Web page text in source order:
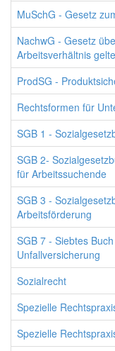
MuSchG - Gesetz
NachwG - Gesetz
Arbeitsverhältnis
ProdSG -
Rechtsformen für
SGB 1 -
SGB 2-
für Arbeitssuchende
SGB 3 -
Arbeitsförderung
SGB 7 - Siebtes
Unfallversicherung
Sozialrecht
Spezielle
Spezielle